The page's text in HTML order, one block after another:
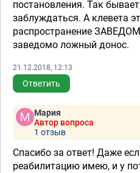
постановления. Так
заблуждаться. А клевета
распространение
заведомо ложный донос.
21.12.2018, 12:13
Ответить
Мария
Автор вопроса
1 отзыв
Спасибо за ответ! Даже
реабилитацию имею, и у